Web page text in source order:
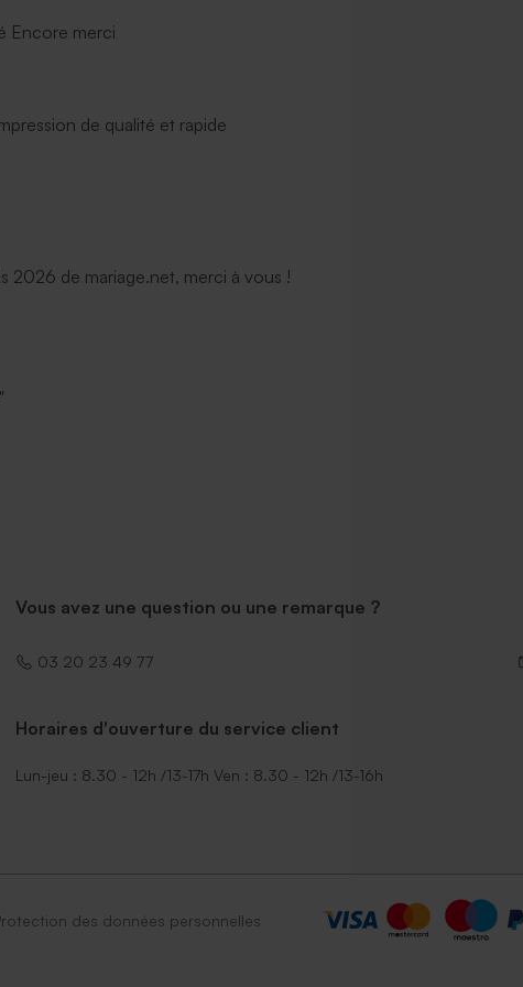
Encore merci
de qualité et rapide
2026 de mariage.net, merci à vous !
Vous avez une question ou une remarque ?
03 20 23 49 77
Horaires d'ouverture du service client
Lun-jeu : 8.30 - 12h /13-17h Ven : 8.30 - 12h /13-16h
des données personnelles